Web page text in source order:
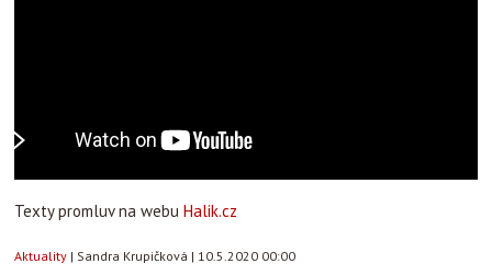
Texty promluv na webu Halik.cz
Aktuality | Sandra Krupičková | 10.5.2020 00:00